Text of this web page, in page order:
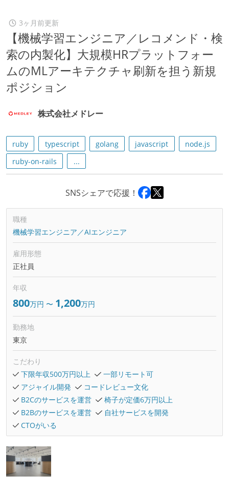
3ヶ月前更新
【機械学習エンジニア／レコメンド・検
索の内製化】大規模HRプラットフォー
ムのMLアーキテクチャ刷新を担う新規
ポジション
株式会社メドレー
ruby typescript golang javascript
node.js
ruby-on-rails
...
SNSシェアで応援！
職種
機械学習エンジニア／AIエンジニア
雇用形態
正社員
年収
800万円 〜 1,200万円
勤務地
東京
こだわり
下限年収500万円以上
一部リモート可
アジャイル開発
コードレビュー文化
B2Cのサービスを運営
椅子が定価6万円以上
B2Bのサービスを運営
自社サービスを開発
CTOがいる